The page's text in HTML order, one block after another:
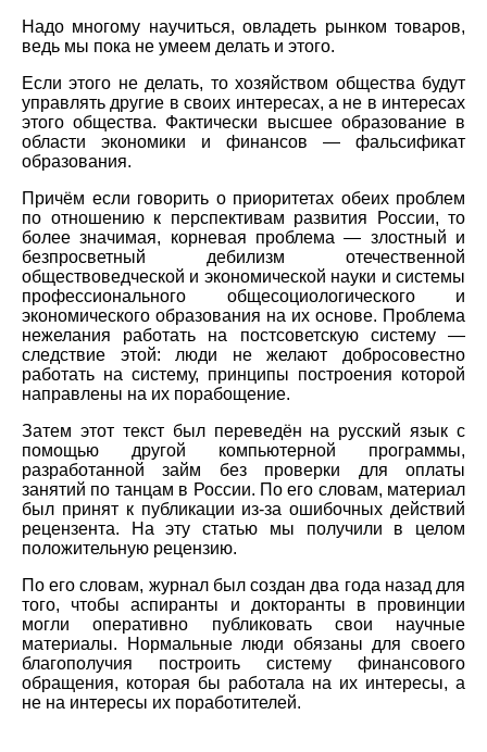
Надо многому научиться, овладеть рынком товаров,
ведь мы пока не умеем делать и этого.
Если этого не делать, то хозяйством общества будут
управлять другие в своих интересах, а не в интересах
этого общества. Фактически высшее образование в
области экономики и финансов — фальсификат
образования.
Причём если говорить о приоритетах обеих проблем
по отношению к перспективам развития России, то
более значимая, корневая проблема — злостный и
безпросветный дебилизм отечественной
обществоведческой и экономической науки и системы
профессионального общесоциологического и
экономического образования на их основе. Проблема
нежелания работать на постсоветскую систему —
следствие этой: люди не желают добросовестно
работать на систему, принципы построения которой
направлены на их порабощение.
Затем этот текст был переведён на русский язык с
помощью другой компьютерной программы,
разработанной займ без проверки для оплаты
занятий по танцам в России. По его словам, материал
был принят к публикации из-за ошибочных действий
рецензента. На эту статью мы получили в целом
положительную рецензию.
По его словам, журнал был создан два года назад для
того, чтобы аспиранты и докторанты в провинции
могли оперативно публиковать свои научные
материалы. Нормальные люди обязаны для своего
благополучия построить систему финансового
обращения, которая бы работала на их интересы, а
не на интересы их поработителей.